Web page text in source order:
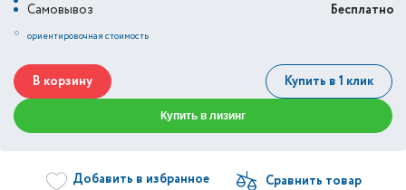
Самовывоз
Бесплатно
* ориентировочная стоимость
В корзину Купить в 1 клик
Купить в лизинг
Добавить в избранное